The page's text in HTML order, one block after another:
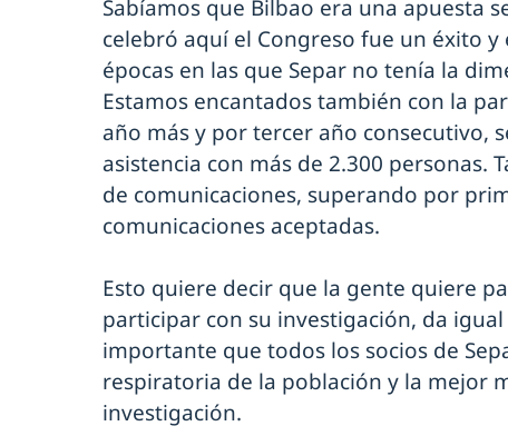
Sabíamos que Bilbao era una apuesta
celebró aquí el Congreso fue un éxito
épocas en las que Separ no tenía la
Estamos encantados también con la
año más y por tercer año consecutivo,
asistencia con más de 2.300 personas.
de comunicaciones, superando por
comunicaciones aceptadas.
Esto quiere decir que la gente quiere
participar con su investigación, da igual
importante que todos los socios de
respiratoria de la población y la mejor
investigación.